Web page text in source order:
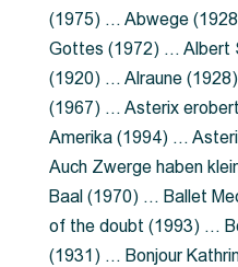
(1975) … Abwege
Gottes (1972) … Albert
(1920) … Alraune
(1967) … Asterix
Amerika (1994) …
Auch Zwerge haben
Baal (1970) … Ballet
of the doubt (1993) …
(1931) … Bonjour